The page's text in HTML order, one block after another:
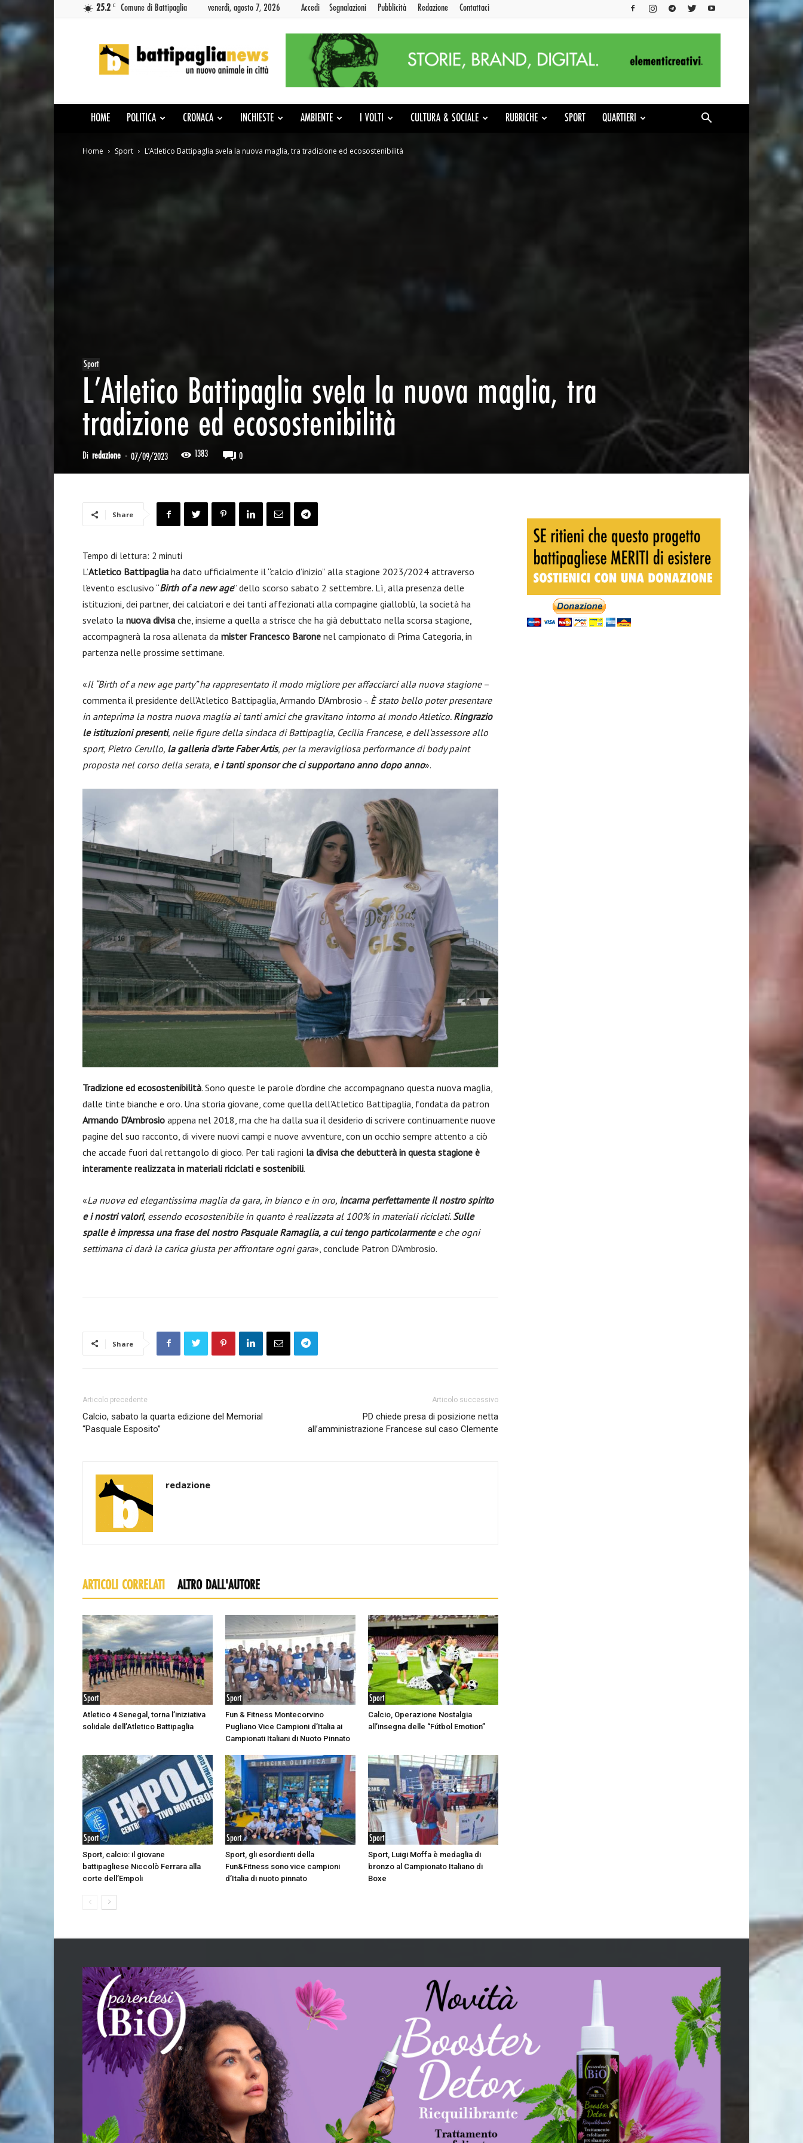
25.2 C Comune di Battipaglia venerdì, agosto 7, 2026 Accedi Segnalazioni Pubblicità Redazione Contattaci
News
HOME POLITICA CRONACA INCHIESTE AMBIENTE I VOLTI CULTURA & SOCIALE RUBRICHE SPORT QUARTIERI
Home Sport L’Atletico Battipaglia svela la nuova maglia, tra tradizione ed ecosostenibilità
Sport
L’Atletico Battipaglia svela la nuova maglia, tra
tradizione ed ecosostenibilità
Di redazione - 07/09/2023 1383 0
Share
Tempo di lettura: 2 minuti
L’Atletico Battipaglia ha dato ufficialmente il “calcio d’inizio” alla stagione 2023/2024 attraverso
l’evento esclusivo “Birth of a new age” dello scorso sabato 2 settembre. Lì, alla presenza delle
istituzioni, dei partner, dei calciatori e dei tanti affezionati alla compagine gialloblù, la società ha
svelato la nuova divisa che, insieme a quella a strisce che ha già debuttato nella scorsa stagione,
accompagnerà la rosa allenata da mister Francesco Barone nel campionato di Prima Categoria, in
partenza nelle prossime settimane.
«Il “Birth of a new age party” ha rappresentato il modo migliore per affacciarci alla nuova stagione–
commenta il presidente dell’Atletico Battipaglia, Armando D’Ambrosio -. È stato bello poter presentare
in anteprima la nostra nuova maglia ai tanti amici che gravitano intorno al mondo Atletico. Ringrazio
le istituzioni presenti, nelle figure della sindaca di Battipaglia, Cecilia Francese, e dell’assessore allo
sport, Pietro Cerullo, la galleria d’arte Faber Artis, per la meravigliosa performance di body paint
proposta nel corso della serata, e i tanti sponsor che ci supportano anno dopo anno».
Tradizione ed ecosostenibilità. Sono queste le parole d’ordine che accompagnano questa nuova maglia,
dalle tinte bianche e oro. Una storia giovane, come quella dell’Atletico Battipaglia, fondata da patron
Armando D’Ambrosio appena nel 2018, ma che ha dalla sua il desiderio di scrivere continuamente nuove
pagine del suo racconto, di vivere nuovi campi e nuove avventure, con un occhio sempre attento a ciò
che accade fuori dal rettangolo di gioco. Per tali ragioni la divisa che debutterà in questa stagione è
interamente realizzata in materiali riciclati e sostenibili.
«La nuova ed elegantissima maglia da gara, in bianco e in oro, incarna perfettamente il nostro spirito
e i nostri valori, essendo ecosostenibile in quanto è realizzata al 100% in materiali riciclati. Sulle
spalle è impressa una frase del nostro Pasquale Ramaglia, a cui tengo particolarmentee che ogni
settimana ci darà la carica giusta per affrontare ogni gara», conclude Patron D’Ambrosio.
Share
Articolo precedente
Calcio, sabato la quarta edizione del Memorial
“Pasquale Esposito”
Articolo successivo
PD chiede presa di posizione netta
all’amministrazione Francese sul caso Clemente
redazione
ARTICOLI CORRELATI ALTRO DALL'AUTORE
Sport
Atletico 4 Senegal, torna l’iniziativa
solidale dell’Atletico Battipaglia
Sport
Fun & Fitness Montecorvino
Pugliano Vice Campioni d’Italia ai
Campionati Italiani di Nuoto Pinnato
Sport
Calcio, Operazione Nostalgia
all’insegna delle “Fútbol Emotion”
Sport
Sport, calcio: il giovane
battipagliese Niccolò Ferrara alla
corte dell’Empoli
Sport
Sport, gli esordienti della
Fun&Fitness sono vice campioni
d’Italia di nuoto pinnato
Sport
Sport, Luigi Moffa è medaglia di
bronzo al Campionato Italiano di
Boxe